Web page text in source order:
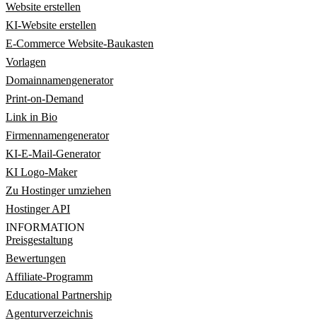
Website erstellen
KI-Website erstellen
E-Commerce Website-Baukasten
Vorlagen
Domainnamengenerator
Print-on-Demand
Link in Bio
Firmennamengenerator
KI-E-Mail-Generator
KI Logo-Maker
Zu Hostinger umziehen
Hostinger API
INFORMATION
Preisgestaltung
Bewertungen
Affiliate-Programm
Educational Partnership
Agenturverzeichnis